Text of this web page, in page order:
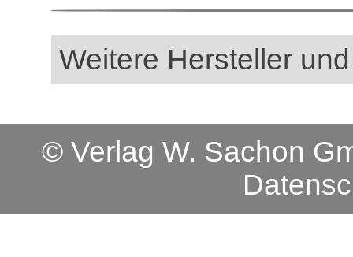
Weitere Hersteller
© Verlag W. Sachon